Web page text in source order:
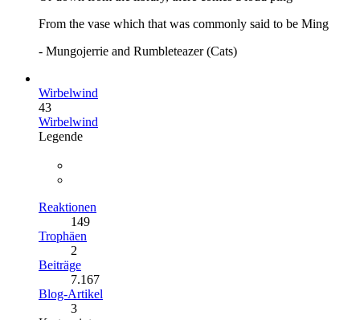
From the vase which that was commonly said to be Ming
- Mungojerrie and Rumbleteazer (Cats)
Wirbelwind
43
Wirbelwind
Legende
Reaktionen
149
Trophäen
2
Beiträge
7.167
Blog-Artikel
3